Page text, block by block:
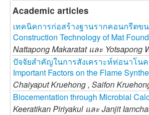
Academic articles
เทคนิคการก่อสร้างฐานรากคอนกรีตข
Construction Technology of Mat
Nattapong Makaratat และ Yotsapong
ปัจจัยสำคัญในการสังเคราะห์ท่อนาโน
Important Factors on the Flame
Chaiyaput Kruehong , Saifon
Biocementation through Microbial
Keeratikan Piriyakul และJanjit